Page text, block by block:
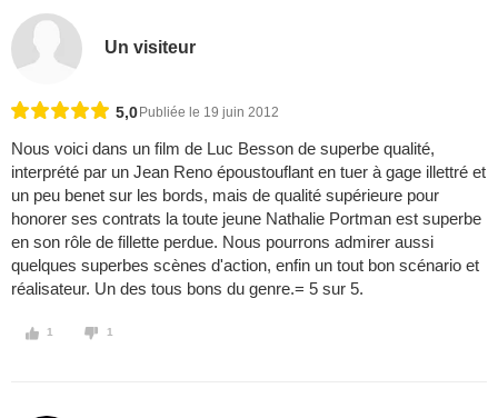
Un visiteur
5,0 Publiée le 19 juin 2012
Nous voici dans un film de Luc Besson de superbe qualité,
interprété par un Jean Reno époustouflant en tuer à gage illettré et
un peu benet sur les bords, mais de qualité supérieure pour
honorer ses contrats la toute jeune Nathalie Portman est superbe
en son rôle de fillette perdue. Nous pourrons admirer aussi
quelques superbes scènes d'action, enfin un tout bon scénario et
réalisateur. Un des tous bons du genre.= 5 sur 5.
1 1